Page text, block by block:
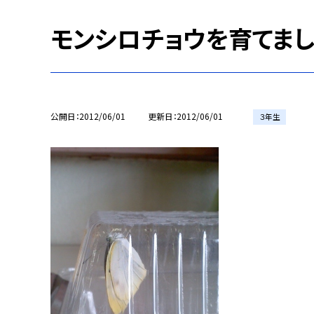
モンシロチョウを育てま
公開日 2012/06/01 更新日 2012/06/01 ３年生